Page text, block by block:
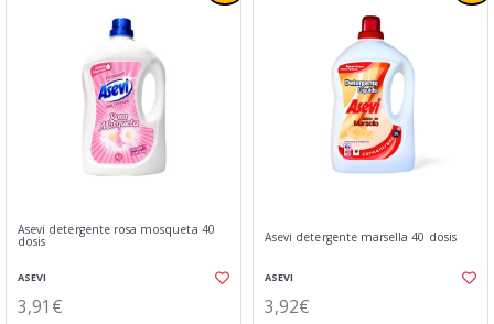
Asevi detergente rosa mosqueta 40
dosis
ASEVI
3,91€
Asevi detergente marsella 40 dosis
ASEVI
3,92€